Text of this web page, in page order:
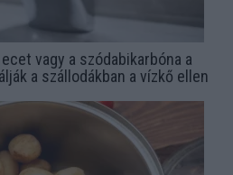
vagy a szódabikarbóna a
a szállodákban a vízkő ellen